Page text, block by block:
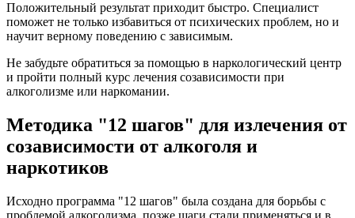
Положительный результат приходит быстро. Специалист
поможет не только избавиться от психических проблем, но и
научит верному поведению с зависимым.
Не забудьте обратиться за помощью в наркологический центр
и пройти полный курс лечения созависимости при
алкоголизме или наркомании.
Методика "12 шагов" для излечения от
созависимости от алкоголя и
наркотиков
Исходно программа "12 шагов" была создана для борьбы с